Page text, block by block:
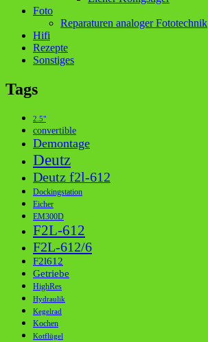
Foto
Reparaturen analoger Fototechnik
Hifi
Rezepte
Sonstiges
Tags
2.5"
convertible
Demontage
Deutz
Deutz f2l-612
Dockingstation
Eicher
EM300D
F2L-612
F2L-612/6
F2l612
Getriebe
HighRes
Hydraulik
Kegelrad
Kochen
Kotflügel